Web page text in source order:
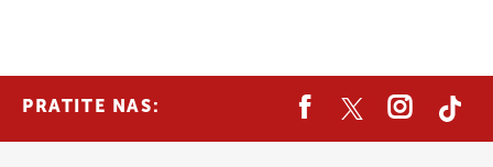
PRATITE NAS: